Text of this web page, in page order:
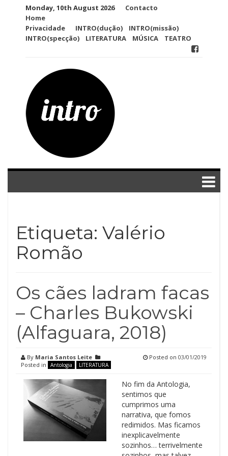
Monday, 10th August 2026
Contacto
Home
Privacidade
INTRO(dução)
INTRO(missão)
INTRO(specção)
LITERATURA MÚSICA TEATRO
Etiqueta: Valério
Romão
Os cães ladram facas
– Charles Bukowski
(Alfaguara, 2018)
By Maria Santos Leite
Posted in
Antologia LITERATURA
Posted on 03/01/2019
No fim da Antologia,
sentimos que
cumprimos uma
narrativa, que fomos
redimidos. Mas ficamos
inexplicavelmente
sozinhos… terrivelmente